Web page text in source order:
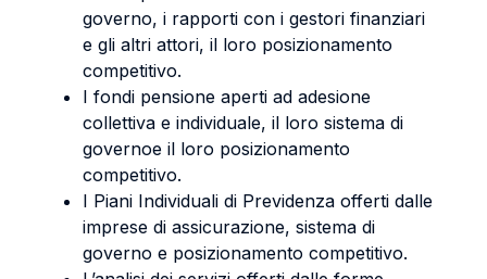
governo, i rapporti con i gestori finanziari
e gli altri attori, il loro posizionamento
competitivo.
I fondi pensione aperti ad adesione
collettiva e individuale, il loro sistema di
governoe il loro posizionamento
competitivo.
I Piani Individuali di Previdenza offerti dalle
imprese di assicurazione, sistema di
governo e posizionamento competitivo.